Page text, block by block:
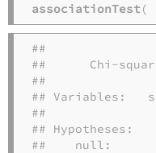
associationTest(
##
##      Chi-
##
## Variables:
##
## Hypotheses:
##    null: